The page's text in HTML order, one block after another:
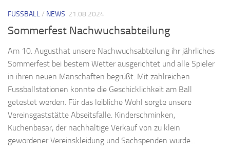
FUSSBALL/ NEWS 21.08.2024
Sommerfest Nachwuchsabteilung
Am 10. Augusthat unsere Nachwuchsabteilung ihr jährliches
Sommerfest bei bestem Wetter ausgerichtet und alle Spieler
in ihren neuen Manschaften begrüßt. Mit zahlreichen
Fussballstationen konnte die Geschicklichkeit am Ball
getestet werden. Für das leibliche Wohl sorgte unsere
Vereinsgaststätte Abseitsfalle. Kinderschminken,
Kuchenbasar, der nachhaltige Verkauf von zu klein
gewordener Vereinskleidung und Sachspenden wurde...